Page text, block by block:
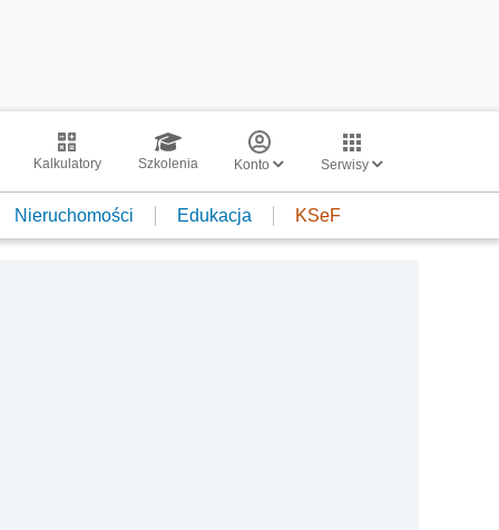
Kalkulatory Szkolenia Konto Serwisy
Nieruchomości Edukacja KSeF